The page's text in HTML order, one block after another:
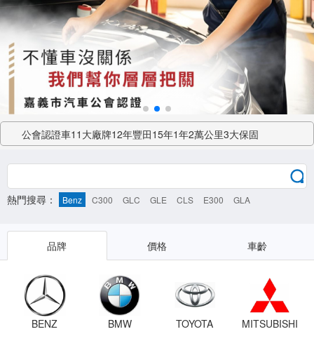
公會認證車11大廠牌12年豐田15年1年2萬公里3大保固
熱門搜尋：
Benz C300 GLC GLE CLS E300 GLA
品牌 價格 車齡
BENZ BMW TOYOTA MITSUBISHI